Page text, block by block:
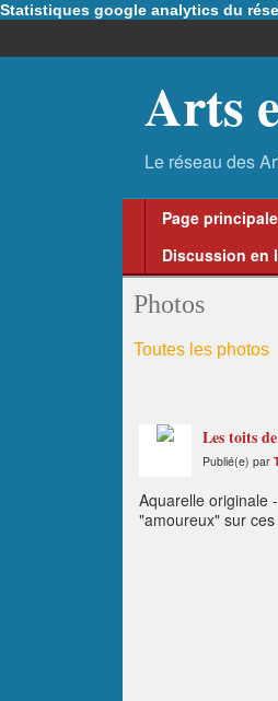
Statistiques google analytics du
Arts
Page principale
Discussion en
Photos
Toutes les photos
Les toits
Publié(e) par
Aquarelle originale
"amoureux" sur
déformées,
chambr' ma Nini,